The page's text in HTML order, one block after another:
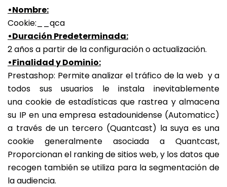
•Nombre:
Cookie:__qca
•Duración Predeterminada:
2 años a partir de la configuración o actualización.
•Finalidad y Dominio:
Prestashop: Permite analizar el tráfico de la web y a
todos sus usuarios le instala inevitablemente
una cookie de estadísticas que rastrea y almacena
su IP en una empresa estadounidense (Automaticc)
a través de un tercero (Quantcast) la suya es una
cookie generalmente asociada a Quantcast,
Proporcionan el ranking de sitios web, y los datos que
recogen también se utiliza para la segmentación de
la audiencia.